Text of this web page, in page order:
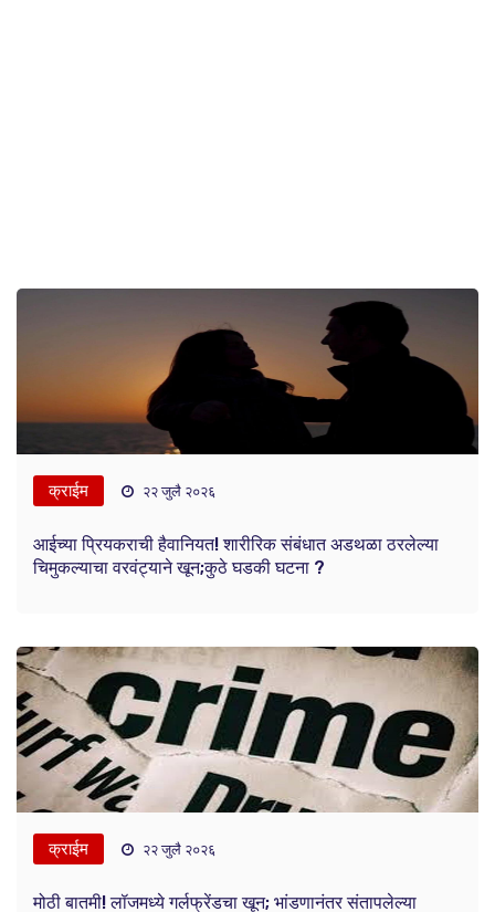
क्राईम २२ जुलै २०२६
आईच्या प्रियकराची हैवानियत! शारीरिक संबंधात अडथळा ठरलेल्या
चिमुकल्याचा वरवंट्याने खून;कुठे घडकी घटना ?
क्राईम २२ जुलै २०२६
मोठी बातमी! लॉजमध्ये गर्लफ्रेंडचा खून; भांडणानंतर संतापलेल्या